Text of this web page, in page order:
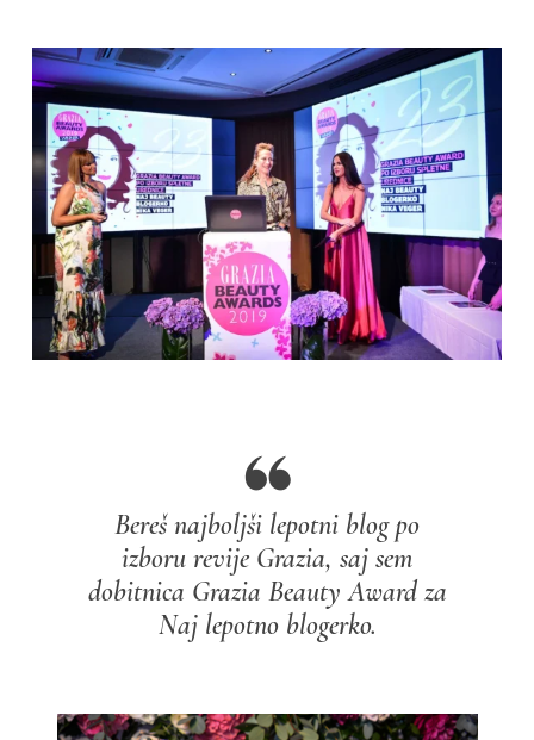
Bereš najboljši lepotni blog po
izboru revije Grazia, saj sem
dobitnica Grazia Beauty Award za
Naj lepotno blogerko.